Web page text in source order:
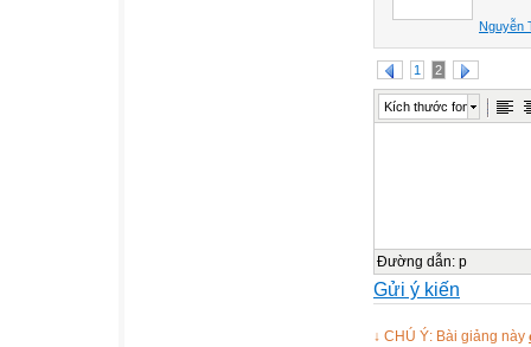
Nguyễn
1 2
Kích thước font
Đường dẫn: p
Gửi ý kiến
↓ CHÚ Ý: Bài giảng này